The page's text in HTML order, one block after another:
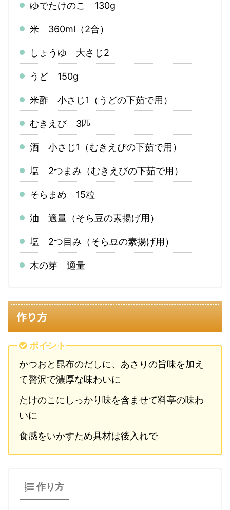
ゆでたけのこ 130g
米 360ml（2合）
しょうゆ 大さじ2
うど 150g
米酢 小さじ1（うどの下茹で用）
むきえび 3匹
酒 小さじ1（むきえびの下茹で用）
塩 2つまみ（むきえびの下茹で用）
そらまめ 15粒
油 適量（そら豆の素揚げ用）
塩 2つ目み（そら豆の素揚げ用）
木の芽 適量
作り方
ポイント
かつおと昆布のだしに、あさりの旨味を加え
て贅沢で濃厚な味わいに
たけのこにしっかり味を含ませて料亭の味わ
いに
食感をいかすため具材は後入れで
作り方